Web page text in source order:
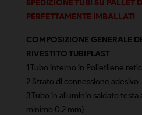
SPEDIZIONE TUBI SU PALLET
PERFETTAMENTE IMBALLATI
COMPOSIZIONE GENERALE
RIVESTITO TUBIPLAST
1 Tubo interno in Polietilene
2 Strato di connessione adesivo
3 Tubo in alluminio saldato testa
minimo 0,2 mm)